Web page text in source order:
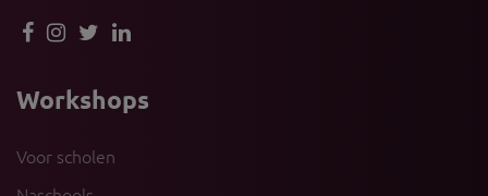
Workshops
Voor scholen